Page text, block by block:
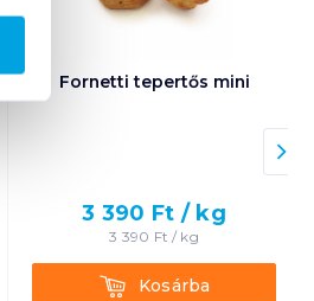
Fornetti tepertős mini
3 390 Ft / kg
3 390 Ft / kg
KosárbaKosárba